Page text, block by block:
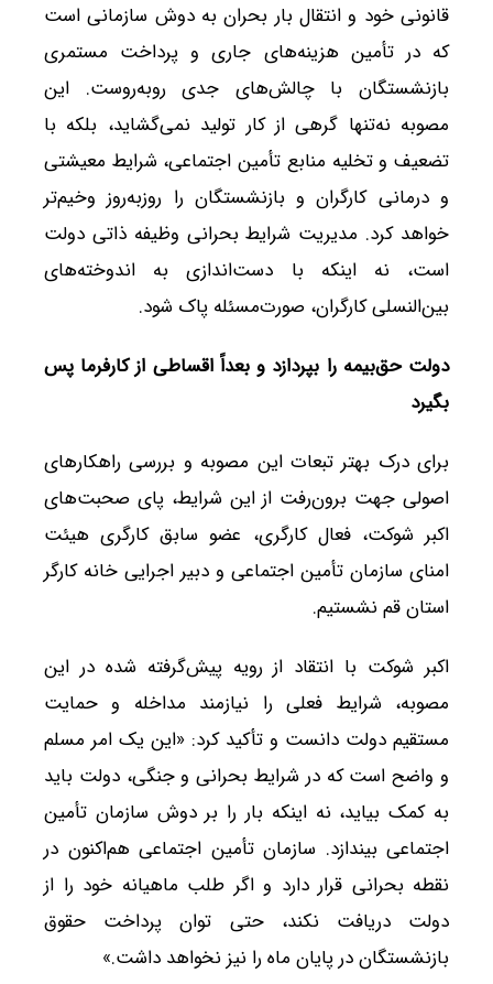
قانونی خود و انتقال بار بحران به دوش سازمانی است
که در تأمین هزینه‌های جاری و پرداخت مستمری
بازنشستگان با چالش‌های جدی روبه‌روست. این
مصوبه نه‌تنها گرهی از کار تولید نمی‌گشاید، بلکه با
تضعیف و تخلیه منابع تأمین اجتماعی، شرایط معیشتی
و درمانی کارگران و بازنشستگان را روزبه‌روز وخیم‌تر
خواهد کرد. مدیریت شرایط بحرانی وظیفه ذاتی دولت
است، نه اینکه با دست‌اندازی به اندوخته‌های
بین‌النسلی کارگران، صورت‌مسئله پاک شود.
دولت حق‌بیمه را بپردازد و بعداً اقساطی از کارفرما پس
بگیرد
برای درک بهتر تبعات این مصوبه و بررسی راهکارهای
اصولی جهت برون‌رفت از این شرایط، پای صحبت‌های
اکبر شوکت، فعال کارگری، عضو سابق کارگری هیئت
امنای سازمان تأمین اجتماعی و دبیر اجرایی خانه کارگر
استان قم نشستیم.
اکبر شوکت با انتقاد از رویه پیش‌گرفته شده در این
مصوبه، شرایط فعلی را نیازمند مداخله و حمایت
مستقیم دولت دانست و تأکید کرد: «این یک امر مسلم
و واضح است که در شرایط بحرانی و جنگی، دولت باید
به کمک بیاید، نه اینکه بار را بر دوش سازمان تأمین
اجتماعی بیندازد. سازمان تأمین اجتماعی هم‌اکنون در
نقطه بحرانی قرار دارد و اگر طلب ماهیانه خود را از
دولت دریافت نکند، حتی توان پرداخت حقوق
بازنشستگان در پایان ماه را نیز نخواهد داشت.»